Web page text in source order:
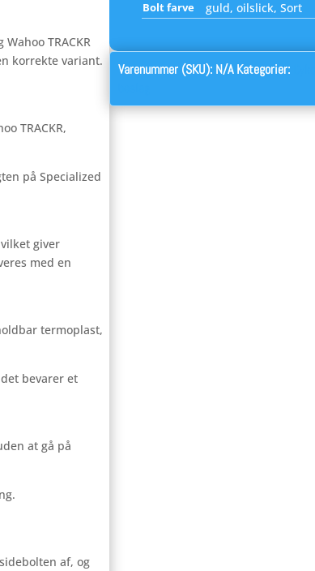
TRACKR
korrekte variant.
TRACKR,
på Specialized
giver
med en
termoplast,
bevarer et
at gå på
af, og
Bolt farve guld, oilslick, Sort
Varenummer (SKU): N/A Kategorier: